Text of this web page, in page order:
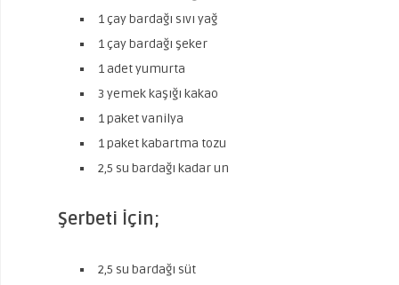
1 çay bardağı sıvı yağ
1 çay bardağı şeker
1 adet yumurta
3 yemek kaşığı kakao
1 paket vanilya
1 paket kabartma tozu
2,5 su bardağı kadar un
Şerbeti İçin;
2,5 su bardağı süt